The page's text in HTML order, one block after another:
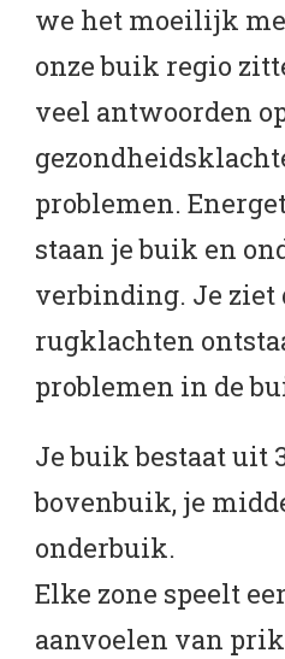
we het moeilijk
onze buik regio
veel antwoorden
problemen.
staan je buik en
verbinding. Je ziet
rugklachten
problemen in de
Je buik bestaat uit
bovenbuik, je
onderbuik.
Elke zone speelt
aanvoelen van